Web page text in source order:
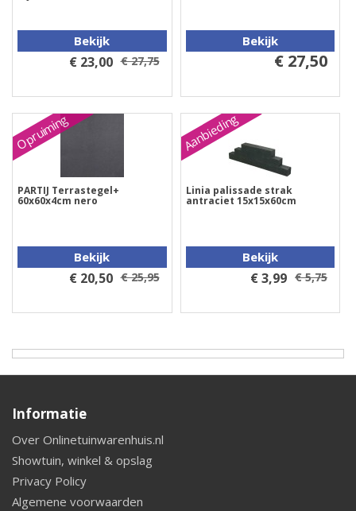
Bekijk
€ 23,00 € 27,75
Bekijk
€ 27,50
Opruiming
PARTIJ Terrastegel+
60x60x4cm nero
Bekijk
€ 20,50 € 25,95
Aanbieding
Linia palissade strak
antraciet 15x15x60cm
Bekijk
€ 3,99 € 5,75
Informatie
Over Onlinetuinwarenhuis.nl
Showtuin, winkel & opslag
Privacy Policy
Algemene voorwaarden